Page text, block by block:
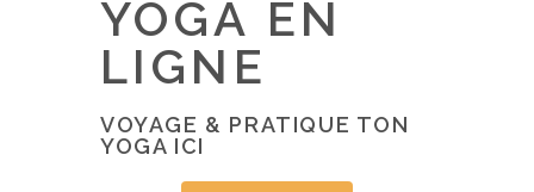
YOGA EN
LIGNE
VOYAGE & PRATIQUE TON
YOGA ICI